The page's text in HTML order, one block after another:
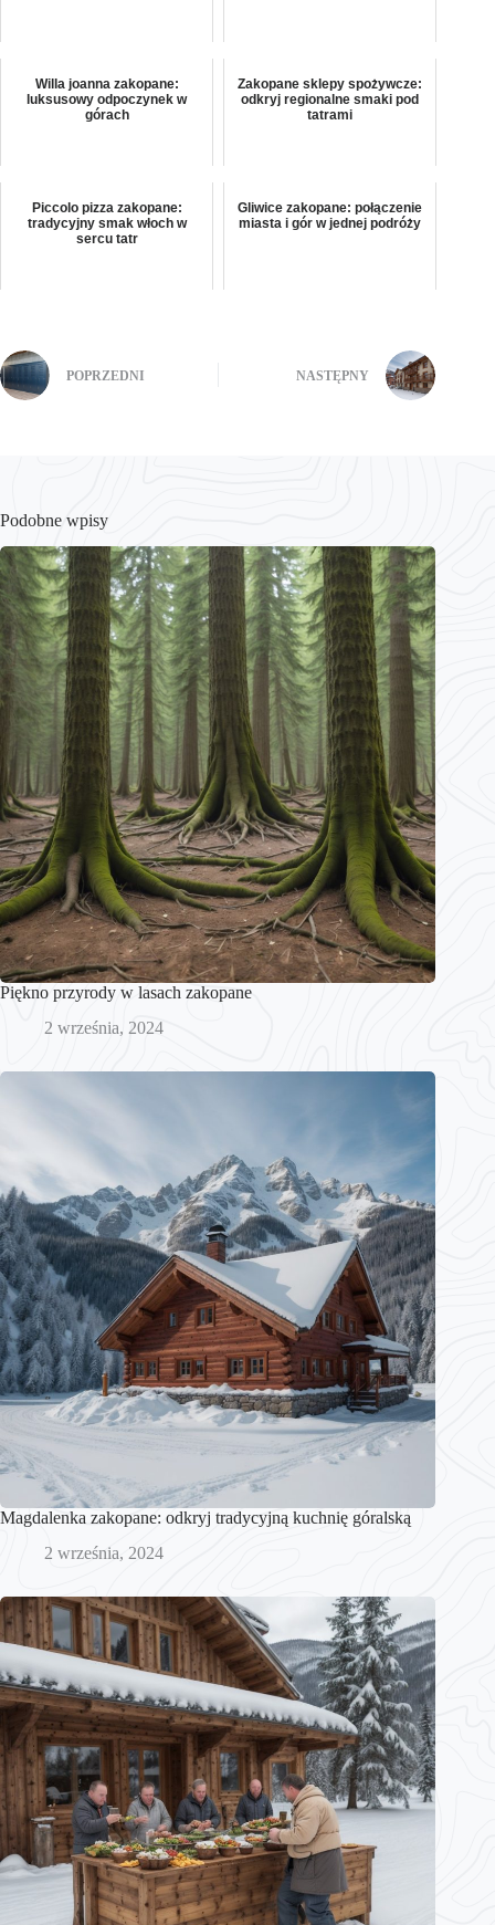
Willa joanna zakopane:
luksusowy odpoczynek w
górach
Zakopane sklepy spożywcze:
odkryj regionalne smaki pod
tatrami
Piccolo pizza zakopane:
tradycyjny smak włoch w
sercu tatr
Gliwice zakopane: połączenie
miasta i gór w jednej podróży
POPRZEDNI NASTĘPNY
Podobne wpisy
Piękno przyrody w lasach zakopane
2 września, 2024
Magdalenka zakopane: odkryj tradycyjną kuchnię góralską
2 września, 2024